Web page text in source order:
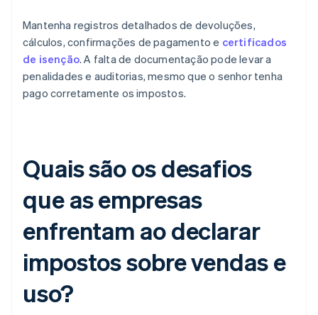
Mantenha registros detalhados de devoluções,
cálculos, confirmações de pagamento e certificados
de isenção. A falta de documentação pode levar a
penalidades e auditorias, mesmo que o senhor tenha
pago corretamente os impostos.
Quais são os desafios
que as empresas
enfrentam ao declarar
impostos sobre vendas e
uso?